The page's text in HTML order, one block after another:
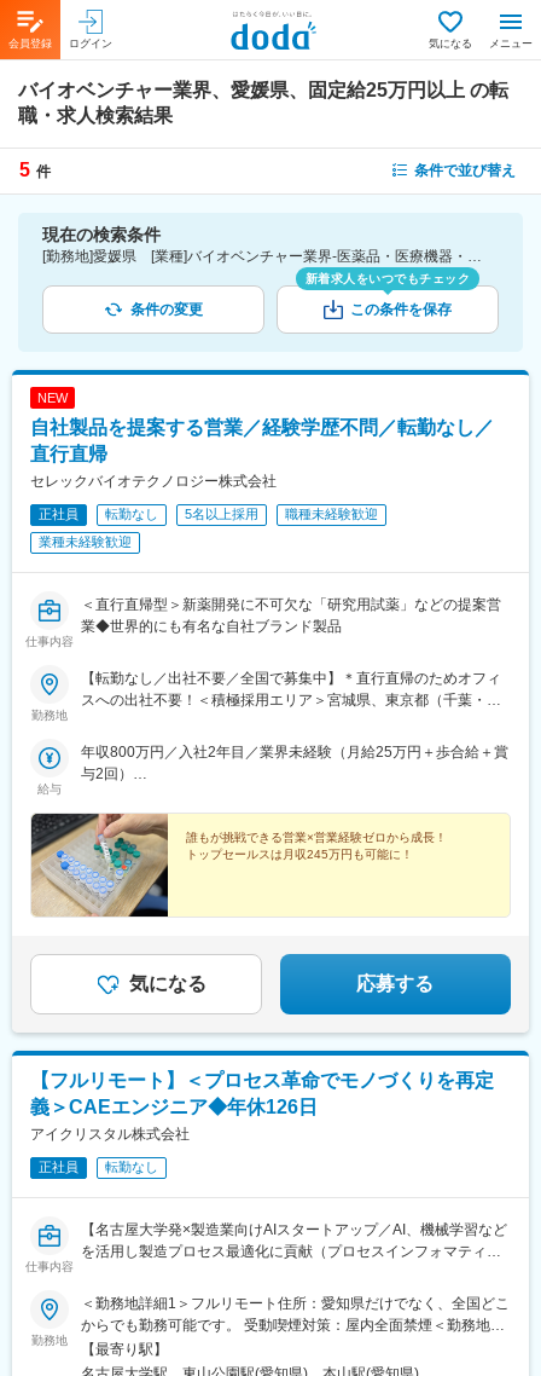
会員登録 ログイン 気になる メニュー
バイオベンチャー業界、愛媛県、固定給25万円以上 の転
職・求人検索結果
5 件 条件で並び替え
現在の検索条件
[勤務地]愛媛県 [業種]バイオベンチャー業界-医薬品・医療機器・ライフサイエンス・医療系サービス [詳細条件](待遇・福利厚生)固定給25万円以上
条件の変更
新着求人をいつでもチェック
この条件を保存
NEW
自社製品を提案する営業／経験学歴不問／転勤なし／
直行直帰
セレックバイオテクノロジー株式会社
正社員 転勤なし 5名以上採用
職種未経験歓迎
業種未経験歓迎
仕事内容
＜直行直帰型＞新薬開発に不可欠な「研究用試薬」などの提案営
業◆世界的にも有名な自社ブランド製品
勤務地
【転勤なし／出社不要／全国で募集中】＊直行直帰のためオフィ
スへの出社不要！＜積極採用エリア＞宮城県、東京都（千葉・埼
給与
年収800万円／入社2年目／業界未経験（月給25万円＋歩合給＋賞
与2回）
賞与2回）
誰もが挑戦できる営業×営業経験ゼロから成長！
トップセールスは月収245万円も可能に！
気になる 応募する
【フルリモート】＜プロセス革命でモノづくりを再定
義＞CAEエンジニア◆年休126日
アイクリスタル株式会社
正社員 転勤なし
仕事内容
【名古屋大学発×製造業向けAIスタートアップ／AI、機械学習など
を活用し製造プロセス最適化に貢献（プロセスインフォマティク
■業務内容
・製造業のクライアントからいただく現場の各種データを用い
て、シミュレーション解析業務をご担当頂きます。
勤務地
＜勤務地詳細1＞フルリモート住所：愛知県だけでなく、全国どこ
からでも勤務可能です。 受動喫煙対策：屋内全面禁煙＜勤務地詳
細2＞本社住所：愛知県名古屋市千種区不老町1 名古屋大学 TOIC
受動喫煙対策：屋内全面禁煙
【最寄り駅】